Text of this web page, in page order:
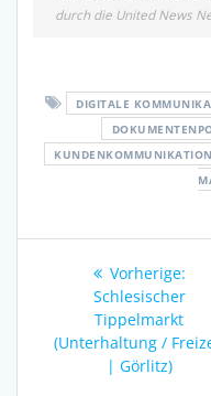
durch die United News
DIGITALE
KUNDENKOMMUNIKATION
Vorherige:
Schlesischer
Tippelmarkt
(Unterhaltung /
| Görlitz)